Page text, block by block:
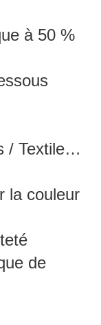
à 50 %
/ Textile…
la couleur
de